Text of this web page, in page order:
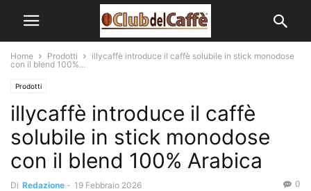
Home Prodotti
illycaffè introduce il caffè solubile in stick monodose
con il blend 100%...
Prodotti
illycaffè introduce il caffè
solubile in stick monodose
con il blend 100% Arabica
Di Redazione - 19 Febbraio 2026 0